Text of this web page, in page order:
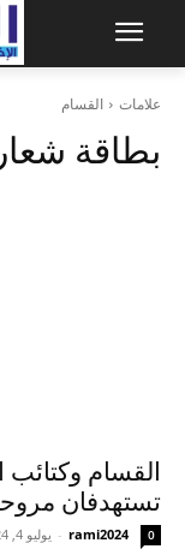
علامات القسام
بطاقة
القسام وكتائب
تستهدفان
rami2024
- يوليو 4, 2024 0